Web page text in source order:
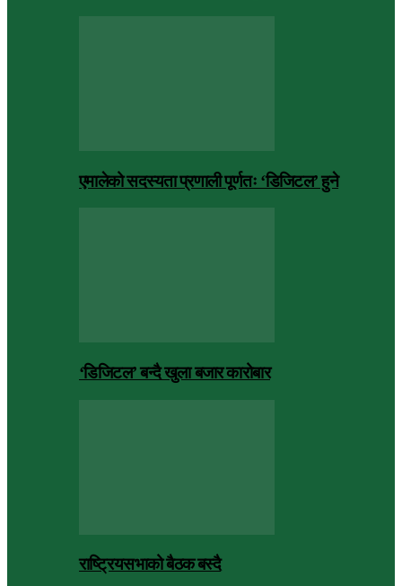
एमालेको सदस्यता प्रणाली पूर्णतः ‘डिजिटल’ हुने
‘डिजिटल’ बन्दै खुला बजार कारोबार
राष्ट्रियसभाको बैठक बस्दै